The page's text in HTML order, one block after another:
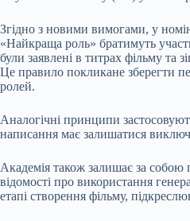
Згідно з новими вимогами, у
«Найкраща роль» братимуть
були заявлені в титрах фільму та
Це правило покликане зберегти
ролей.
Аналогічні принципи
написання має залишатися
Академія також залишає за собою
відомості про використання
етапі створення фільму,